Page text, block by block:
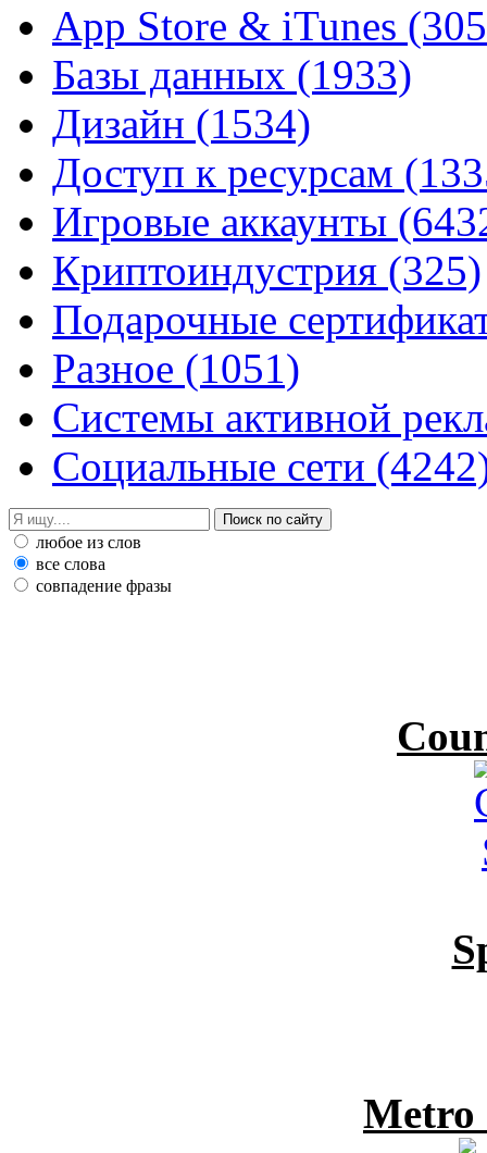
App Store & iTunes
Базы данных (1933)
Дизайн (1534)
Доступ к ресурсам
Игровые аккаунты
Криптоиндустрия (325)
Подарочные
Разное (1051)
Системы активной
Социальные сети
любое из слов
все слова
совпадение фразы
Metro